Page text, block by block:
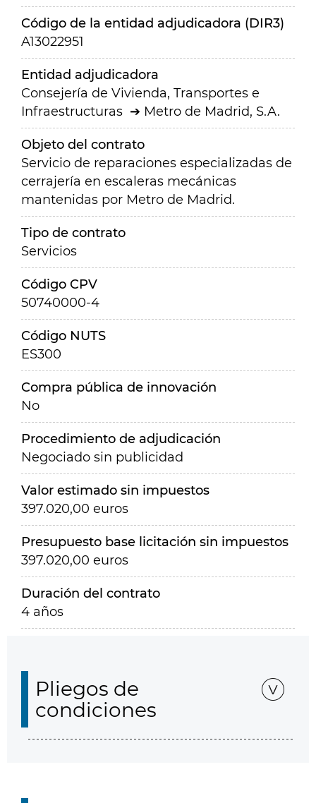
Código de la entidad adjudicadora (DIR3)
A13022951
Entidad adjudicadora
Consejería de Vivienda, Transportes e
Infraestructuras
Metro de Madrid, S.A.
Objeto del contrato
Servicio de reparaciones especializadas de
cerrajería en escaleras mecánicas
mantenidas por Metro de Madrid.
Tipo de contrato
Servicios
Código CPV
50740000-4
Código NUTS
ES300
Compra pública de innovación
No
Procedimiento de adjudicación
Negociado sin publicidad
Valor estimado sin impuestos
397.020,00 euros
Presupuesto base licitación sin impuestos
397.020,00 euros
Duración del contrato
4 años
Pliegos de
condiciones